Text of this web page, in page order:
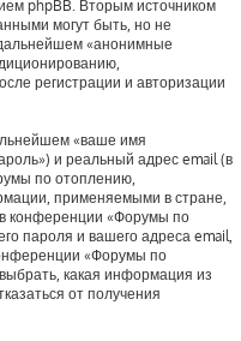
phpBB. Вторым источником
могут быть, но не
«анонимные
регистрации и авторизации
«ваше имя
и реальный адрес email (в
по отоплению,
применяемыми в стране,
конференции «Форумы по
пароля и вашего адреса email,
«Форумы по
какая информация из
от получения